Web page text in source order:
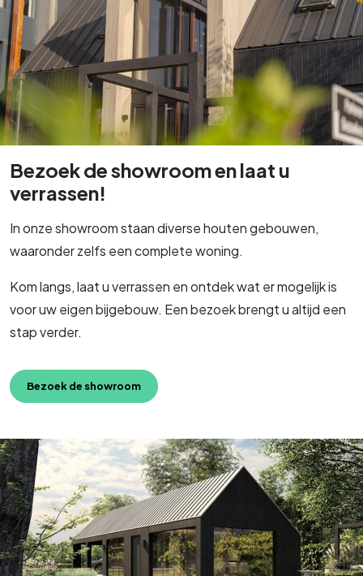
Bezoek de showroom en laat u
verrassen!
In onze showroom staan diverse houten gebouwen,
waaronder zelfs een complete woning.
Kom langs, laat u verrassen en ontdek wat er mogelijk is
voor uw eigen bijgebouw. Een bezoek brengt u altijd een
stap verder.